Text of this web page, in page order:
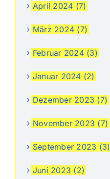
April 2024 (7)
März 2024 (7)
Februar 2024 (3)
Januar 2024 (2)
Dezember 2023 (7)
November 2023 (7)
September 2023 (3)
Juni 2023 (2)